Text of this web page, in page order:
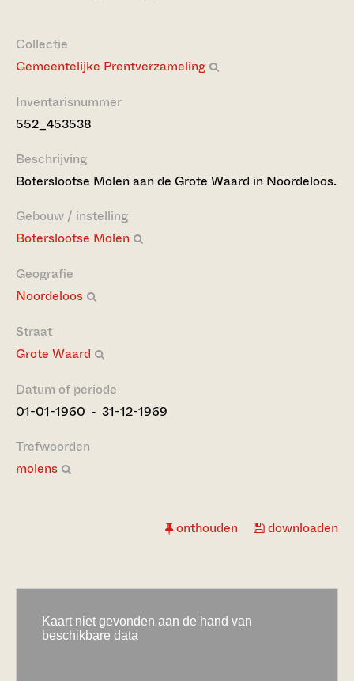
Collectie
Gemeentelijke Prentverzameling
Inventarisnummer
552_453538
Beschrijving
Boterslootse Molen aan de Grote Waard in Noordeloos.
Gebouw / instelling
Boterslootse Molen
Geografie
Noordeloos
Straat
Grote Waard
Datum of periode
01-01-1960 ‐ 31-12-1969
Trefwoorden
molens
onthouden downloaden